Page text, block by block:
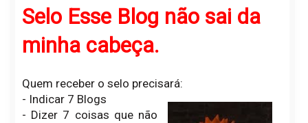
Selo Esse Blog não sai da
minha cabeça.
Quem receber o selo precisará:
- Indicar 7 Blogs
- Dizer 7 coisas que não